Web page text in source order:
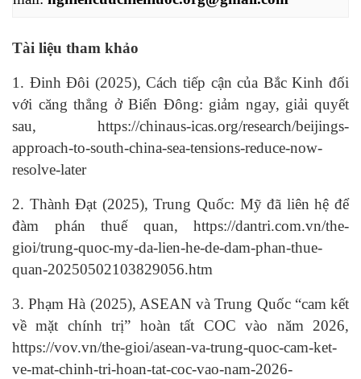
Tài liệu tham khảo
1. Đinh Đôi (2025), Cách tiếp cận của Bắc Kinh đối
với căng thẳng ở Biển Đông: giảm ngay, giải quyết
sau, https://chinaus-icas.org/research/beijings-
approach-to-south-china-sea-tensions-reduce-now-
resolve-later
2. Thành Đạt (2025), Trung Quốc: Mỹ đã liên hệ để
đàm phán thuế quan, https://dantri.com.vn/the-
gioi/trung-quoc-my-da-lien-he-de-dam-phan-thue-
quan-20250502103829056.htm
3. Phạm Hà (2025), ASEAN và Trung Quốc “cam kết
về mặt chính trị” hoàn tất COC vào năm 2026,
https://vov.vn/the-gioi/asean-va-trung-quoc-cam-ket-
ve-mat-chinh-tri-hoan-tat-coc-vao-nam-2026-